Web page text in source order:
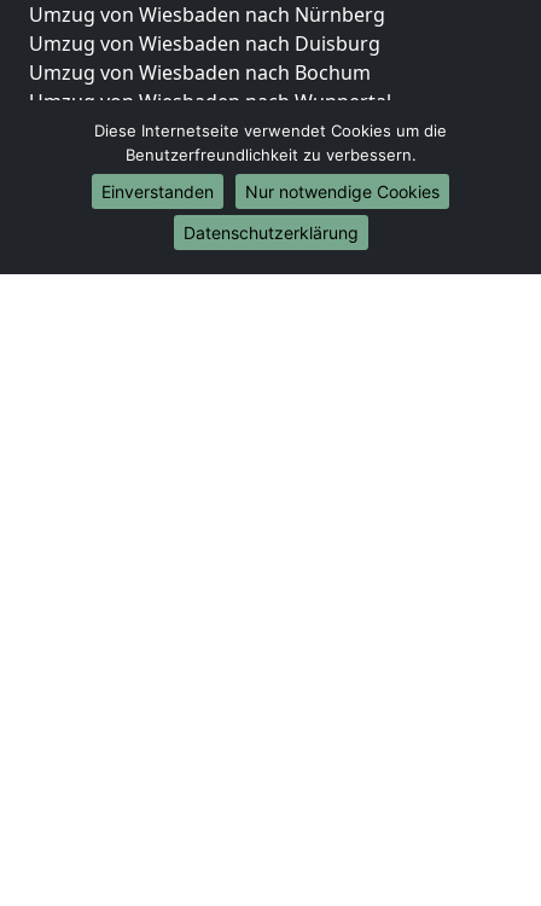
Umzug von Wiesbaden nach Nürnberg
Umzug von Wiesbaden nach Duisburg
Umzug von Wiesbaden nach Bochum
Umzug von Wiesbaden nach Wuppertal
Umzug von Wiesbaden nach Bielefeld
Umzug von Wiesbaden nach Bonn
Umzug von Wiesbaden nach Münster
Internationale-Umzüge
Umzug von Wiesbaden nach Brasilien
Diese Internetseite verwendet Cookies um die
Benutzerfreundlichkeit zu verbessern.
Einverstanden
Nur notwendige Cookies
Datenschutzerklärung